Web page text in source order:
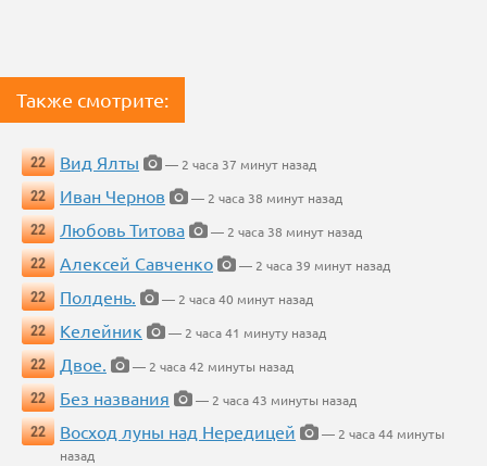
Также смотрите:
22 Вид Ялты
— 2 часа 37 минут назад
22
Иван Чернов
— 2 часа 38 минут назад
22
Любовь Титова
— 2 часа 38 минут назад
22
Алексей Савченко
— 2 часа 39 минут назад
22
Полдень.
— 2 часа 40 минут назад
22
Келейник
— 2 часа 41 минуту назад
22
Двое.
— 2 часа 42 минуты назад
22
Без названия
— 2 часа 43 минуты назад
22
Восход луны над Нередицей
— 2 часа 44 минуты
назад